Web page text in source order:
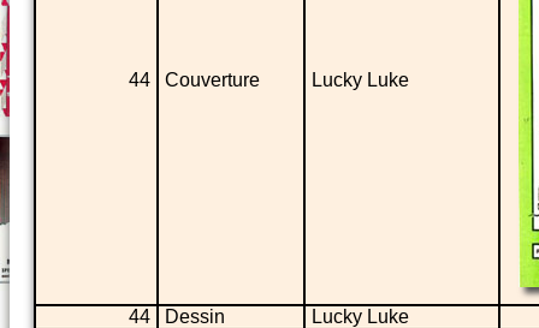
44 Couverture Lucky Luke
44 Dessin
Lucky Luke